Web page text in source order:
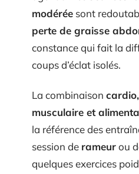
modérée sont
perte de graisse
constance qui fait la
coups d’éclat isolés.
La combinaison
musculaire et
la référence des
session de rameurou
quelques exercices